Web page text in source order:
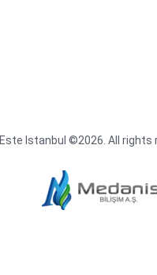
Este Istanbul ©2026. All rights